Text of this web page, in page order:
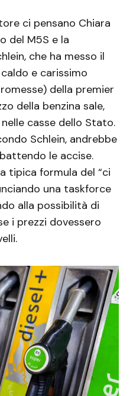
ci pensano Chiara
del M5S e la
che ha messo il
e carissimo
della premier
della benzina sale,
casse dello Stato.
Schlein, andrebbe
le accise.
tipica formula del “ci
una taskforce
alla possibilità di
i prezzi dovessero